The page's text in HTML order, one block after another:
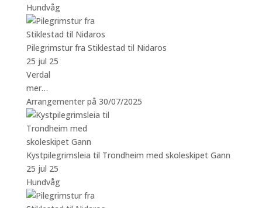
Hundvåg
Pilegrimstur fra Stiklestad til Nidaros
25 jul 25
Verdal
mer…
Arrangementer på 30/07/2025
Kystpilegrimsleia til Trondheim med skoleskipet Gann
25 jul 25
Hundvåg